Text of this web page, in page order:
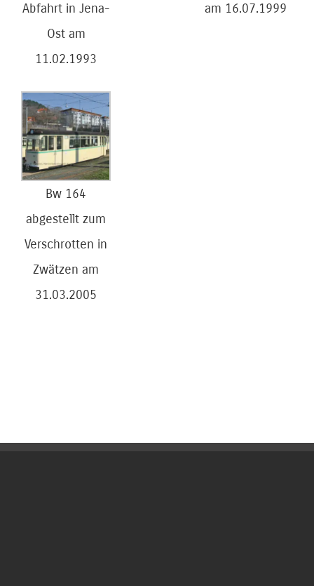
Abfahrt in Jena-
Ost am
11.02.1993
am 16.07.1999
Bw 164
abgestellt zum
Verschrotten in
Zwätzen am
31.03.2005